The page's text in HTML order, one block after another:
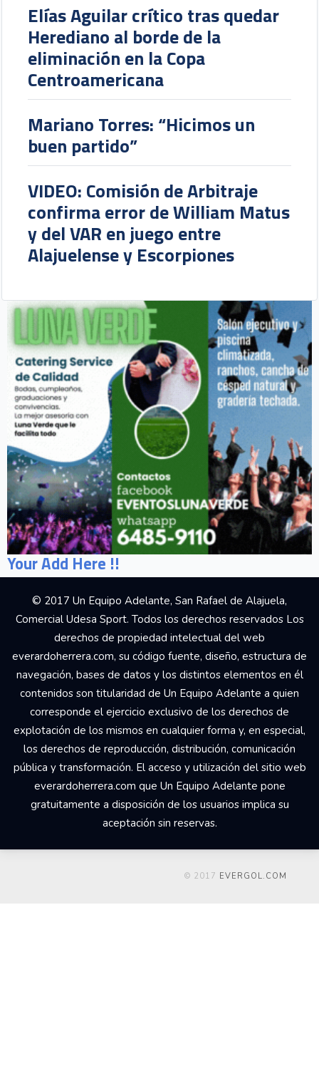
Elías Aguilar crítico tras quedar
Herediano al borde de la
eliminación en la Copa
Centroamericana
Mariano Torres: “Hicimos un
buen partido”
VIDEO: Comisión de Arbitraje
confirma error de William Matus
y del VAR en juego entre
Alajuelense y Escorpiones
Your Add Here !!
© 2017 Un Equipo Adelante, San Rafael de Alajuela,
Comercial Udesa Sport. Todos los derechos reservados Los
derechos de propiedad intelectual del web
everardoherrera.com, su código fuente, diseño, estructura de
navegación, bases de datos y los distintos elementos en él
contenidos son titularidad de Un Equipo Adelante a quien
corresponde el ejercicio exclusivo de los derechos de
explotación de los mismos en cualquier forma y, en especial,
los derechos de reproducción, distribución, comunicación
pública y transformación. El acceso y utilización del sitio web
everardoherrera.com que Un Equipo Adelante pone
gratuitamente a disposición de los usuarios implica su
aceptación sin reservas.
© 2017 EVERGOL.COM